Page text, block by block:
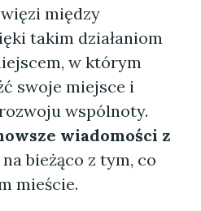
między
takim działaniom
w którym
swoje miejsce i
wspólnoty.
wiadomości z
na bieżąco z tym, co
mieście.